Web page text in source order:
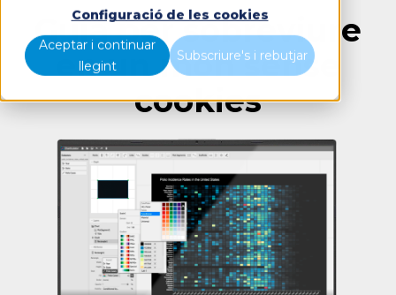
Configuració de les cookies
Aceptar i continuar
llegint
Subscriure's i rebutjar
Guia per sobreviure
en un món sense
cookies